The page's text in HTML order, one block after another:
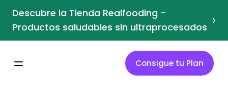
Descubre la Tienda Realfooding -
Productos saludables sin ultraprocesados ›
Consigue tu Plan